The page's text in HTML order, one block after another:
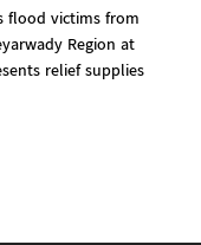
flood victims from
Region at
relief supplies